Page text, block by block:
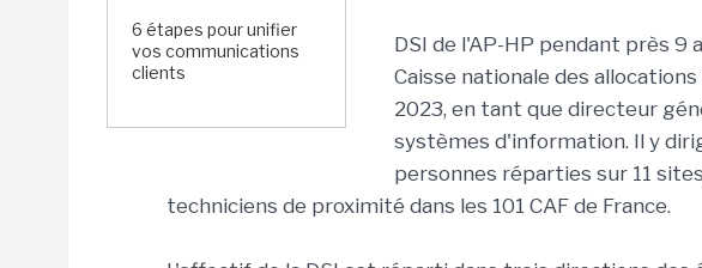
6 étapes pour unifier
vos communications
clients
DSI de l'AP-HP pendant près 9
Caisse nationale des
2023, en tant que directeur
systèmes d'information. Il y
personnes réparties sur 11
techniciens de proximité dans les 101 CAF de France.